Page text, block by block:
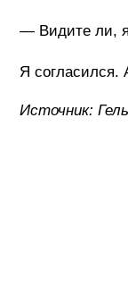
— Видите ли, я
Я согласился.
Источник: